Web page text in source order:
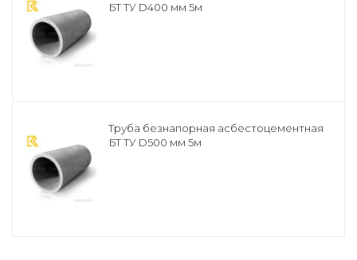
БТ ТУ D400 мм 5м
Труба безнапорная асбестоцементная
БТ ТУ D500 мм 5м